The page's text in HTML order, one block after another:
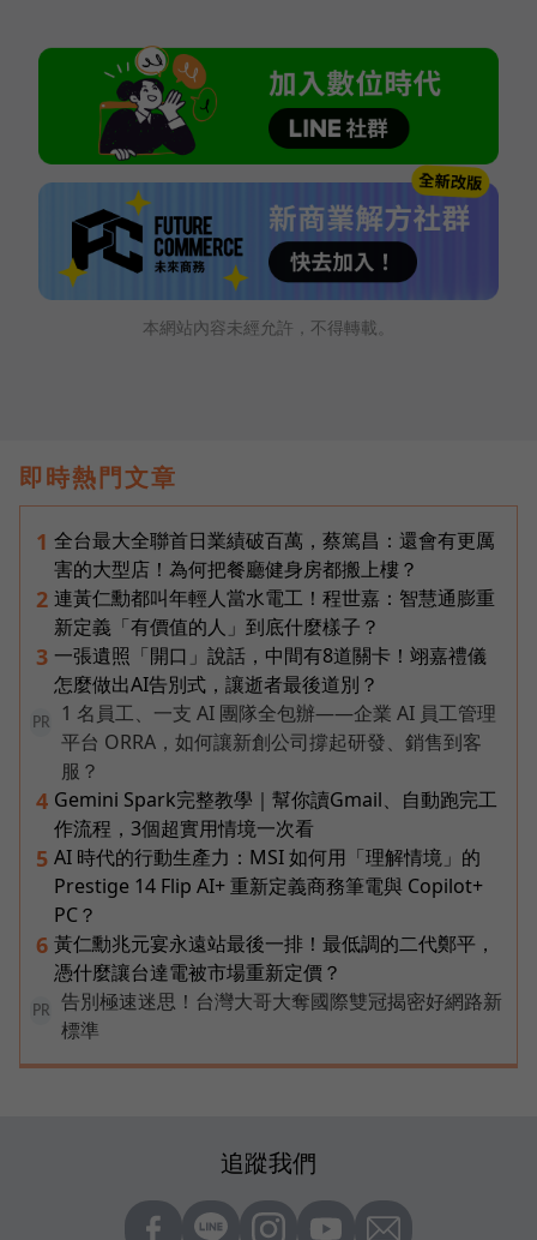
本網站內容未經允許，不得轉載。
即時熱門文章
1 全台最大全聯首日業績破百萬，蔡篤昌：還會有更厲
害的大型店！為何把餐廳健身房都搬上樓？
2 連黃仁勳都叫年輕人當水電工！程世嘉：智慧通膨重
新定義「有價值的人」到底什麼樣子？
3 一張遺照「開口」說話，中間有8道關卡！翊嘉禮儀
怎麼做出AI告別式，讓逝者最後道別？
PR
1 名員工、一支 AI 團隊全包辦——企業 AI 員工管理
平台 ORRA，如何讓新創公司撐起研發、銷售到客
服？
4 Gemini Spark完整教學｜幫你讀Gmail、自動跑完工
作流程，3個超實用情境一次看
5 AI 時代的行動生產力：MSI 如何用「理解情境」的
Prestige 14 Flip AI+ 重新定義商務筆電與 Copilot+
PC？
6 黃仁勳兆元宴永遠站最後一排！最低調的二代鄭平，
憑什麼讓台達電被市場重新定價？
PR
告別極速迷思！台灣大哥大奪國際雙冠揭密好網路新
標準
追蹤我們